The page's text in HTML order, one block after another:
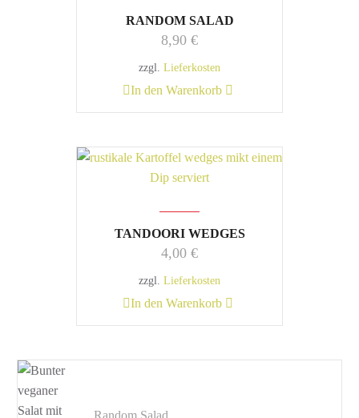
RANDOM SALAD
8,90 €
zzgl. Lieferkosten
In den Warenkorb
TANDOORI WEDGES
4,00 €
zzgl. Lieferkosten
In den Warenkorb
Random Salad